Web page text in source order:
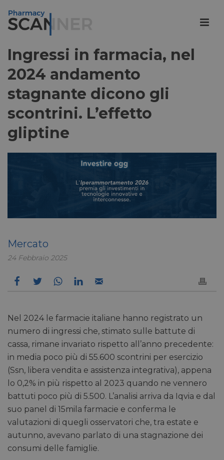
Ingressi in farmacia, nel
2024 andamento
stagnante dicono gli
scontrini. L’effetto
gliptine
Mercato
24 Febbraio 2025
Nel 2024 le farmacie italiane hanno registrato un
numero di ingressi che, stimato sulle battute di
cassa, rimane invariato rispetto all’anno precedente:
in media poco più di 55.600 scontrini per esercizio
(Ssn, libera vendita e assistenza integrativa), appena
lo 0,2% in più rispetto al 2023 quando ne vennero
battuti poco più di 5.500. L’analisi arriva da Iqvia e dal
suo panel di 15mila farmacie e conferma le
valutazioni di quegli osservatori che, tra estate e
autunno, avevano parlato di una stagnazione dei
consumi delle famiglie.